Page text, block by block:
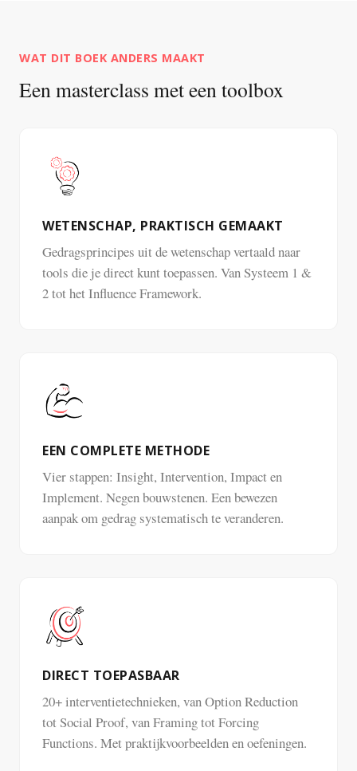
WAT DIT BOEK ANDERS MAAKT
Een masterclass met een toolbox
WETENSCHAP, PRAKTISCH GEMAAKT
Gedragsprincipes uit de wetenschap vertaald naar
tools die je direct kunt toepassen. Van Systeem 1 &
2 tot het Influence Framework.
EEN COMPLETE METHODE
Vier stappen: Insight, Intervention, Impact en
Implement. Negen bouwstenen. Een bewezen
aanpak om gedrag systematisch te veranderen.
DIRECT TOEPASBAAR
20+ interventietechnieken, van Option Reduction
tot Social Proof, van Framing tot Forcing
Functions. Met praktijkvoorbeelden en oefeningen.